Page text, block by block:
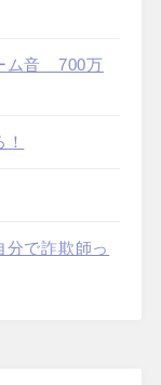
ム音 700万
分で詐欺師っ